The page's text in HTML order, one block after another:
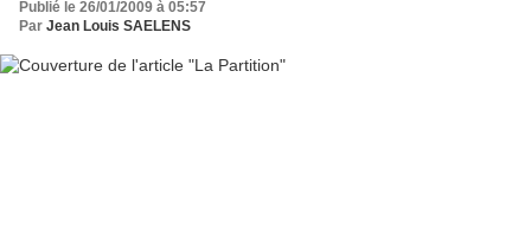
Publié le 26/01/2009 à 05:57
Par Jean Louis SAELENS